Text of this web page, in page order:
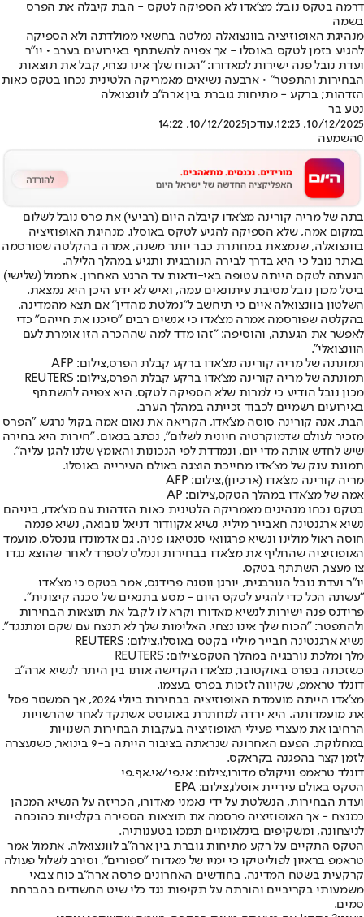
דרמה בטקס נובל: מצ'אדו לא הספיקה לטקס - הבת קיבלה את הפרס
בשמה
מנהיגת האופוזיציה בוונצואלה נמלטה בחשאי ממולדתה ולא הספיקה
להגיע בזמן לטקס באוסלו - אך צפויה להשתתף באירועים בערב • יו״ר
ועדת נובל פנה ישירות למאדורו: ״הכוח שלך אינו נצחי, קבל את תוצאות
הבחירות והתפטר״ • ארבעה נשיאים מאמריקה הלטינית נכחו בטקס כאות
הזדהות; ברקע - מתיחות גוברת בין ארה״ב לוונצואלה
נטע בר
10/12/2025, 12:23
,עודכן10/12/2025, 14:22
0השמעה
בתה של מריה קורינה מצ'אדו קיבלה היום (רביעי) את פרס נובל לשלום
במקום אמה, שלא הספיקה להגיע לטקס באוסלו. מנהיגת האופוזיציה
בוונצואלה, שנמצאת במחתרת כבר יותר משנה, אמרה בהקלטה שפורסמה
באתר נובל כי היא בדרך לבירה הנורבגית ותגיע במהלך הלילה.
הגעתה לטקס הייתה עטופה באי-ודאות עד הרגע האחרון. אתמול (שלישי)
ביטל מכון נובל מסיבת עיתונאים עמה, ואיש לא ידע היכן היא נמצאת.
השלטון בוונצואלה איים כי תיחשב ל״נמלטת מהדין״ אם תצא מהמדינה.
בהקלטה שפורסמה אמרה מצ'אדו כי אנשים רבים ״סיכנו את חייהם״ כדי
לאפשר את הגעתה, והוסיפה: ״זהו מדד למה שההכרה הזו אומרת לעם
הוונצואלי״.
תמונתה של מריה קורינה מצ'אדו ברקע קבלת הפרס,צילום: AFP
תמונתה של מריה קורינה מצ'אדו ברקע קבלת הפרס,צילום: REUTERS
מכון נובל הודיע כי למרות שלא הספיקה לטקס, היא צפויה להשתתף
באירועים רשמיים לכבוד זכייתה במהלך הערב.
הבת, אנה קורינה סוסה מצ'אדו, הקריאה את נאום אמה בקול נרגש. ״הפרס
מזכיר לעולם שדמוקרטיה חיונית לשלום״, נכתב בנאום. ״חירות היא בחירה
שיש לחדש אותה מדי יום, ונמדדת לפי הנכונות והאומץ שלנו להגן עליה״.
תמונת ענק של מצ'אדו מחייכת הוצגה באולם העירייה באוסלו.
מריה קורינה מצ'אדו (ארכיון),צילום: AFP
אמה של מצ'אדו במהלך הטקס,צילום: AP
בטקס נכחו מנהיגים מאמריקה הלטינית כאות הזדהות עם מצ'אדו, ביניהם
נשיא ארגנטינה חאבייר מיליי, נשיא אקוודור דניאל נובואה, נשיא פנמה
חוסה ראול מולינו ונשיא פרגוואי סנטיאגו פניה. גם אדמונדו גונסלס, מועמד
האופוזיציה שהחליף את מצ'אדו בבחירות ונמלט לספרד לאחר שהוצא נגדו
צו מעצר, השתתף בטקס.
יו״ר ועדת נובל הנורבגית, יורגן ווטנה פרידנס, אמר בטקס כי מצ'אדו
״עשתה הכל כדי להגיע לטקס היום - מסע בתנאים של סכנה קיצונית״.
פרידנס פנה ישירות לנשיא מאדורו וקרא לו לקבל את תוצאות הבחירות
ולהתפטר: ״הכוח שלך אינו נצחי. האלימות שלך לא תנצח עם שקם ומתנגד״.
נשיא ארגנטינה חבייר מיליי בקטס באוסלו,צילום: REUTERS
מלך ומלכת נורבגיה במהלך הטקס,צילום: REUTERS
כשזכתה בפרס באוקטובר, מצ'אדו הקדישה אותו בין היתר לנשיא ארה״ב
דונלד טראמפ, שקיווה לזכות בפרס בעצמו.
מצ'אדו הייתה מועמדת האופוזיציה בבחירות ביולי 2024, אך המשטר פסל
את מועמדותה. היא ירדה למחתרת באוגוסט אשתקד לאחר שהרשויות
הרחיבו את מעצרי פעילי האופוזיציה בעקבות הבחירות השנויות
במחלוקת. הפעם האחרונה שנראתה בציבור הייתה ב-9 בינואר, כשנעצרה
לזמן קצר בהפגנה בקראקס.
דונלד טראמפ וניקולס מדורו,צילום: אי.פי/אי.אף.פי
הטקס באולם עיריית אוסלו,צילום: EPA
ועדת הבחירות, הנשלטת על ידי נאמני מאדורו, הכריזה על הנשיא המכהן
כמנצח - אך האופוזיציה פרסמה את תוצאות הספירה בקלפיות כהוכחה
לניצחונה, ומשקיפים בינלאומיים תמכו בטענותיה.
הטקס התקיים על רקע מתיחות גוברת בין ארה״ב לוונצואלה. אתמול אמר
טראמפ בראיון לפוליטיקו כי ימיו של מאדורו ״ספורים״, וסירב לשלול פעולה
קרקעית בשטח המדינה. בחודשים האחרונים פרסה ארה״ב כוח צבאי
משמעותי בקריביים והורתה על תקיפות נגד כלי שיט החשודים בהברחת
סמים.